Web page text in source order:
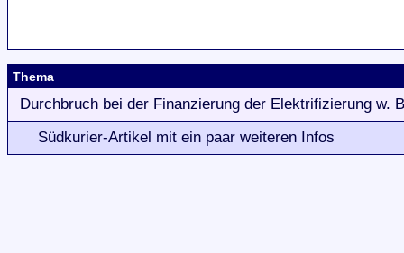
Thema
Durchbruch bei der Finanzierung der Elektrifizierung w.
Südkurier-Artikel mit ein paar weiteren Infos